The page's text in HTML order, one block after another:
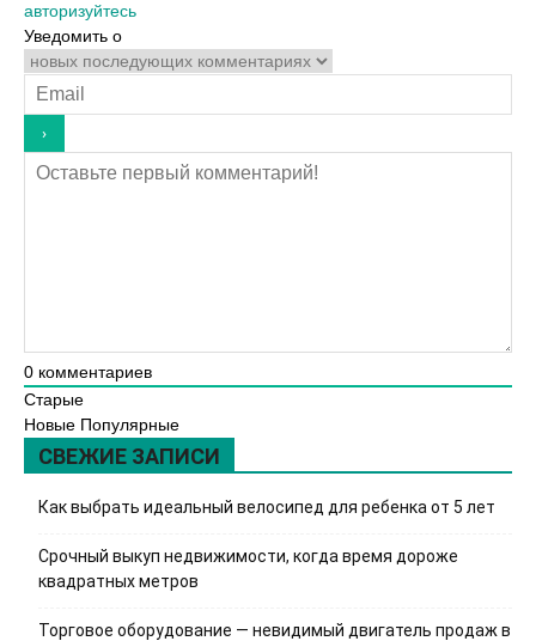
авторизуйтесь
Уведомить о
0 комментариев
Старые
Новые Популярные
СВЕЖИЕ ЗАПИСИ
Как выбрать идеальный велосипед для ребенка от 5 лет
Срочный выкуп недвижимости, когда время дороже
квадратных метров
Торговое оборудование — невидимый двигатель продаж в